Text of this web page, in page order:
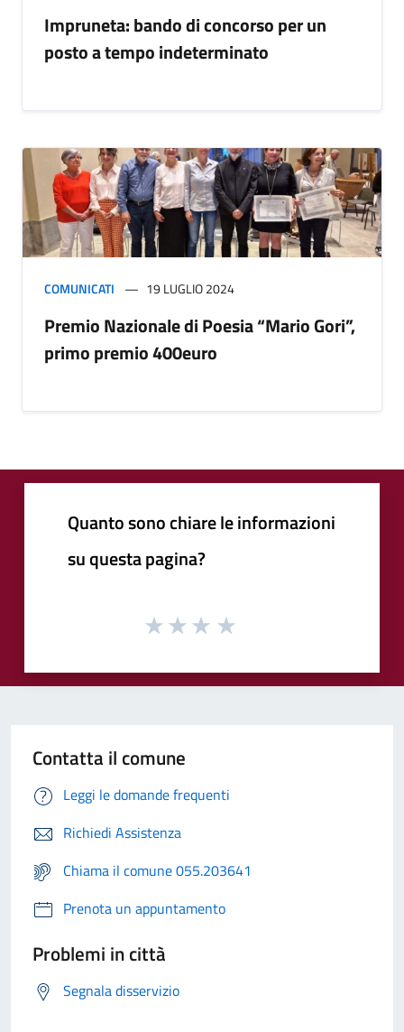
Impruneta: bando di concorso per un
posto a tempo indeterminato
COMUNICATI 19 LUGLIO 2024
Premio Nazionale di Poesia “Mario Gori”,
primo premio 400euro
Quanto sono chiare le informazioni
su questa pagina?
Contatta il comune
Leggi le domande frequenti
Richiedi Assistenza
Chiama il comune 055.203641
Prenota un appuntamento
Problemi in città
Segnala disservizio